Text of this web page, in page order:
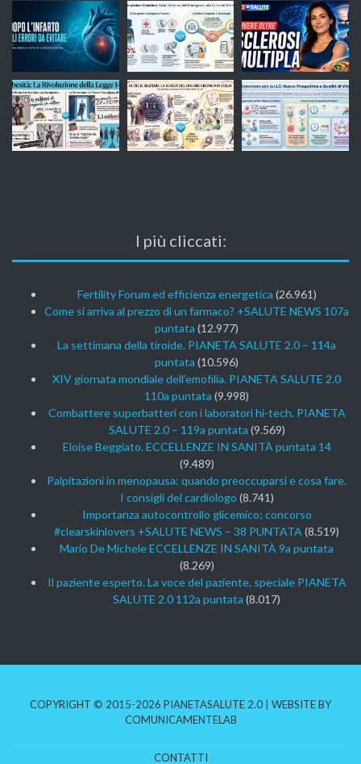
I più cliccati:
Fertility Forum ed efficienza energetica (26.961)
Come si arriva al prezzo di un farmaco? +SALUTE NEWS 107a
puntata (12.977)
La settimana della tiroide. PIANETA SALUTE 2.0 – 114a
puntata (10.596)
XIV giornata mondiale dell’emofilia. PIANETA SALUTE 2.0
110a puntata (9.998)
Combattere superbatteri con i laboratori hi-tech. PIANETA
SALUTE 2.0 – 119a puntata (9.569)
Eloise Beggiato. ECCELLENZE IN SANITÀ puntata 14
(9.489)
Palpitazioni in menopausa: quando preoccuparsi e cosa fare.
I consigli del cardiologo (8.741)
Importanza autocontrollo glicemico; concorso
#clearskinlovers +SALUTE NEWS – 38 PUNTATA(8.519)
Mario De Michele ECCELLENZE IN SANITÀ 9a puntata
(8.269)
Il paziente esperto. La voce del paziente, speciale PIANETA
SALUTE 2.0 112a puntata (8.017)
COPYRIGHT © 2015-2026 PIANETASALUTE 2.0 | WEBSITE BY
COMUNICAMENTELAB
CONTATTI